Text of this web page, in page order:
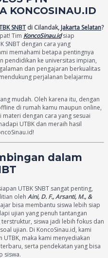
KONCOSINAU.ID
SNBT di Cilandak, Jakarta Selatan?
Tim KoncoSinau.idsiap
SNBT dengan cara yang
memahami betapa pentingnya
pendidikan ke universitas impian,
dan pengajaran berkualitas
perjalanan belajarmu
mudah. Oleh karena itu, dengan
di rumah kamu maupun online,
dengan cara yang sesuai
UTBK dan meraih hasil
dalam
UTBK SNBT sangat penting,
oleh Aini, D. F., Arsanti, M., &
bisa membantu siswa lebih siap
ujian yang penuh tantangan
siswa jadi lebih fokus dan
ujian. Di KoncoSinau.id, kami
maka kami menyediakan
serta pendekatan yang bisa
siswa.